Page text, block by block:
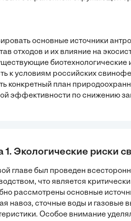
основные источники
отходов и их влияние на
к условиям российских
конкретный план
эффективности по снижению
1. Экологические риски
главе был проведен
что является
рассмотрены основные
навоз, сточные воды и газовые
Особое внимание